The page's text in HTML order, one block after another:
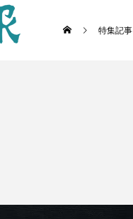
特集記事